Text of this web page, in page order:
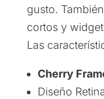
gusto.
cortos y
Las
Cherry
Diseño